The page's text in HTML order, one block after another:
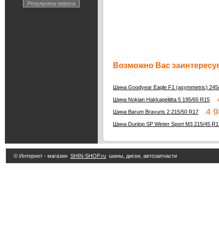
Результаты опроса
Возможно Вас
Шина Goodyear Eagle F1 (asymmetric)
Шина Nokian Hakkapeliitta 5 195/65 R15
Шина Barum Bravuris 2 215/50 R17 4
Шина Dunlop SP Winter Sport M3 215/45
© Интернет - магазин SHIN-SHOP.ru шины, диски, автозапчасти